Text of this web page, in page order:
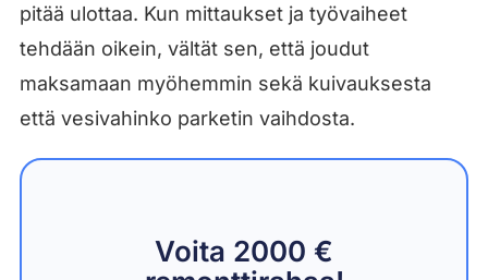
pitää ulottaa. Kun mittaukset ja työvaiheet
tehdään oikein, vältät sen, että joudut
maksamaan myöhemmin sekä kuivauksesta
että vesivahinko parketin vaihdosta.
Voita 2000 €